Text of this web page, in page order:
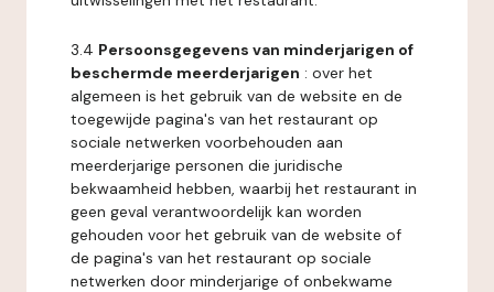
3.4 Persoonsgegevens van minderjarigen of
beschermde meerderjarigen : over het
algemeen is het gebruik van de website en de
toegewijde pagina's van het restaurant op
sociale netwerken voorbehouden aan
meerderjarige personen die juridische
bekwaamheid hebben, waarbij het restaurant in
geen geval verantwoordelijk kan worden
gehouden voor het gebruik van de website of
de pagina's van het restaurant op sociale
netwerken door minderjarige of onbekwame